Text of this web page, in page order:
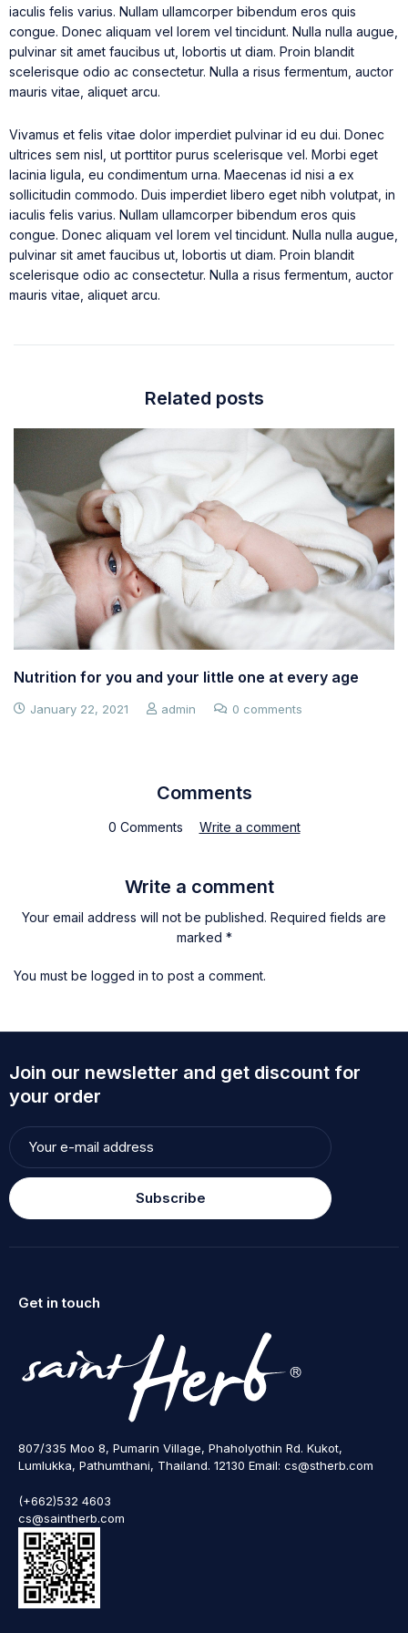
iaculis felis varius. Nullam ullamcorper bibendum eros quis
congue. Donec aliquam vel lorem vel tincidunt. Nulla nulla augue,
pulvinar sit amet faucibus ut, lobortis ut diam. Proin blandit
scelerisque odio ac consectetur. Nulla a risus fermentum, auctor
mauris vitae, aliquet arcu.
Vivamus et felis vitae dolor imperdiet pulvinar id eu dui. Donec
ultrices sem nisl, ut porttitor purus scelerisque vel. Morbi eget
lacinia ligula, eu condimentum urna. Maecenas id nisi a ex
sollicitudin commodo. Duis imperdiet libero eget nibh volutpat, in
iaculis felis varius. Nullam ullamcorper bibendum eros quis
congue. Donec aliquam vel lorem vel tincidunt. Nulla nulla augue,
pulvinar sit amet faucibus ut, lobortis ut diam. Proin blandit
scelerisque odio ac consectetur. Nulla a risus fermentum, auctor
mauris vitae, aliquet arcu.
Related posts
Nutrition for you and your little one at every age
January 22, 2021 admin 0 comments
Comments
0 Comments Write a comment
Write a comment
Your email address will not be published. Required fields are
marked *
You must be logged in to post a comment.
Join our newsletter and get discount for
your order
Subscribe
Get in touch
807/335 Moo 8, Pumarin Village, Phaholyothin Rd. Kukot,
Lumlukka, Pathumthani, Thailand. 12130 Email: cs@stherb.com
(+662)532 4603
cs@saintherb.com